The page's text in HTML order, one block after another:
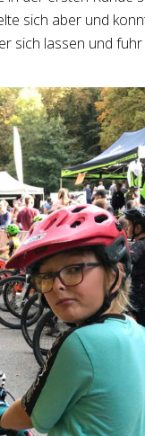
sich aber und
sich lassen und